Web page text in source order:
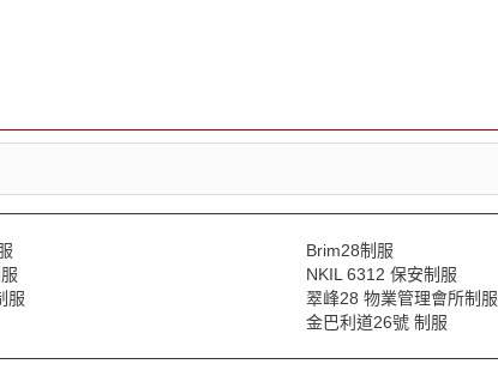
Brim28制服
NKIL 6312 保安制服
服
翠峰28 物業管理會所制服
金巴利道26號 制服